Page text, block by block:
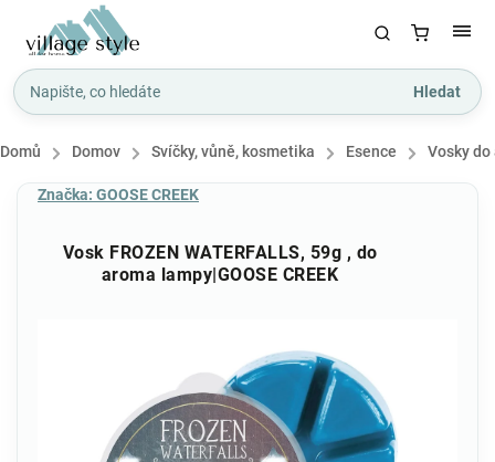
Hledat
Domů / Domov / Svíčky, vůně, kosmetika / Esence / Vosky
Vosk FROZEN WATERFALLS, 59g , do
aroma lampy|GOOSE CREEK
Značka: GOOSE CREEK